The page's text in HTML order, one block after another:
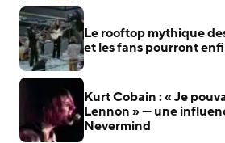
Le rooftop mythique
et les fans pourront
Kurt Cobain : « Je
Lennon » — une
Nevermind